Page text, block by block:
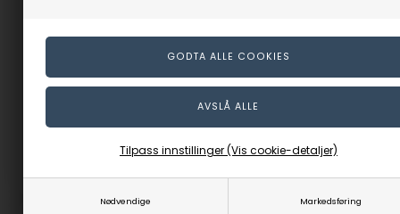
Nødvendige Markedsføring
Tilpass innstillinger (Vis cookie-detaljer)
539,00NOK
(inkl. mva)
Varenr.: 64561
1.179,00NOK
(inkl. mva)
Evt. leveringskostnader
Varenr.: 64550